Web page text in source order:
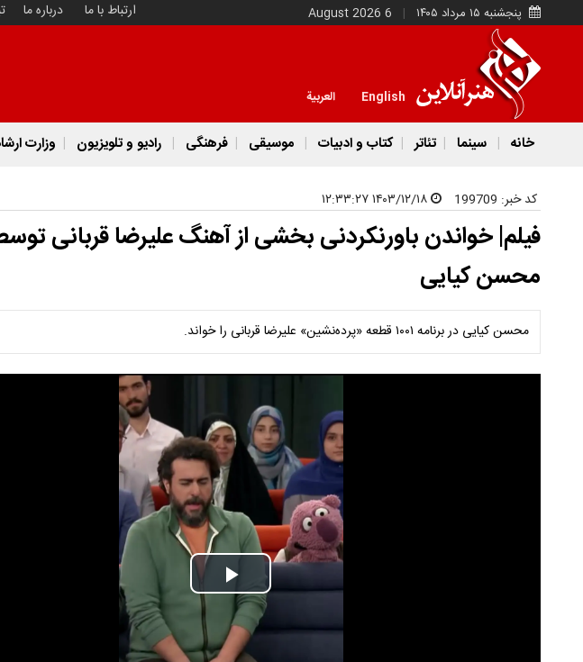
پنجشنبه ۱۵ مرداد ۱۴۰۵ 6 August 2026 ارتباط با ما درباره ما
English العربية
خانه سینما تئاتر کتاب و ادبیات موسیقی فرهنگی رادیو و تلویزیون وزارت
کد خبر: 199709
فیلم| خواندن باورنکردنی بخشی از آهنگ علیرضا قربانی
محسن کیایی
محسن کیایی در برنامه ۱۰۰۱ قطعه «پرده‌نشین» علیرضا قربانی را خواند.
Play
Video